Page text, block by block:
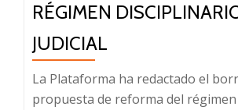
RÉGIMEN
JUDICIAL
La Plataforma ha redactado el
propuesta de reforma del